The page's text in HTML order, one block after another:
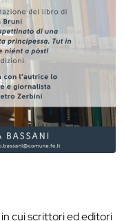
cui scrittori ed editori